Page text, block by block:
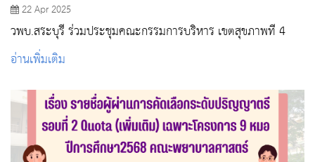
22 Apr 2025
วพบ.สระบุรี ร่วมประชุมคณะกรรมการบริหาร เขตสุขภาพที่ 4
อ่านเพิ่มเติม